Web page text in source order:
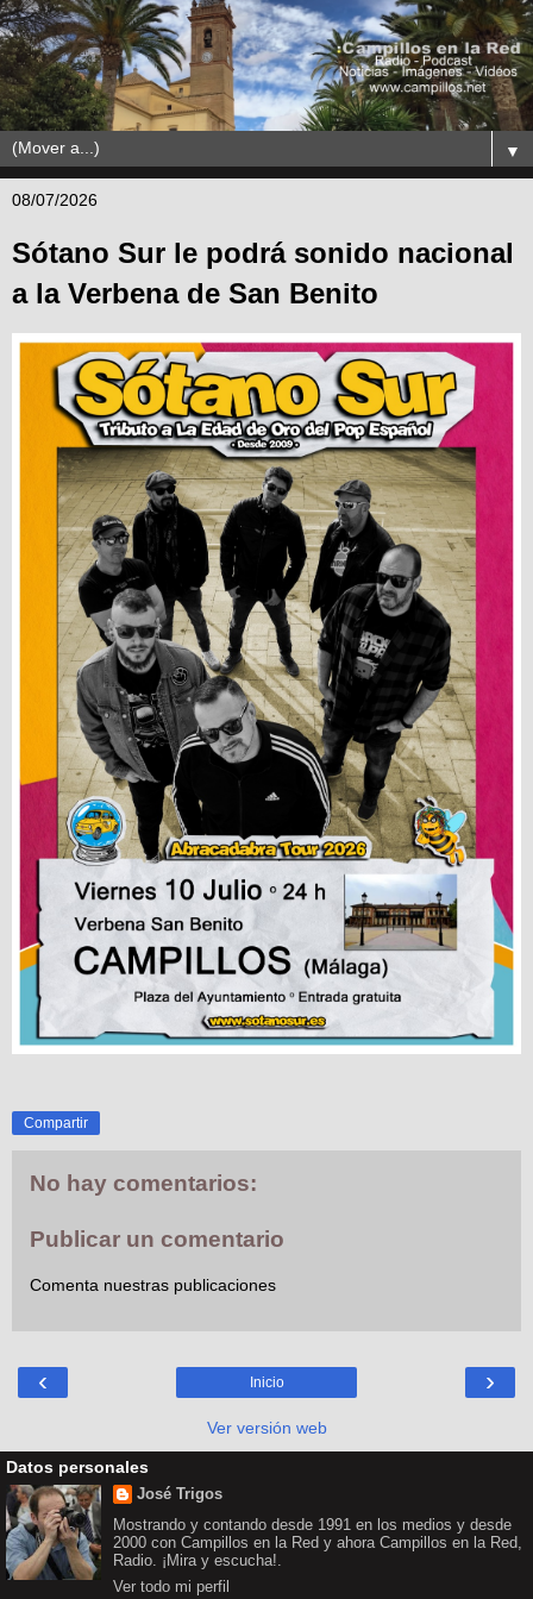
▼
08/07/2026
Sótano Sur le podrá sonido nacional
a la Verbena de San Benito
Compartir
No hay comentarios:
Publicar un comentario
Comenta nuestras publicaciones
‹ ›
Inicio
Ver versión web
Datos personales
José Trigos
Mostrando y contando desde 1991 en los medios y desde
2000 con Campillos en la Red y ahora Campillos en la Red,
Radio. ¡Mira y escucha!.
Ver todo mi perfil